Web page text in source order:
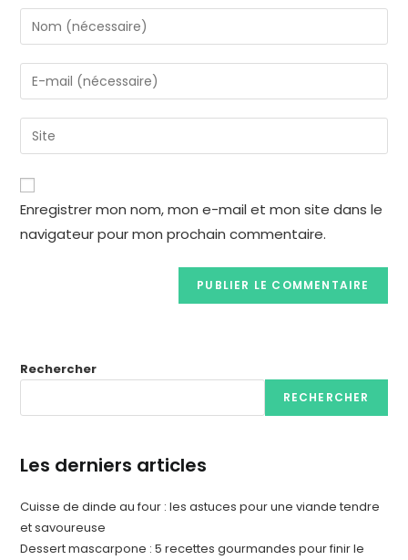
Enregistrer mon nom, mon e-mail et mon site dans le
navigateur pour mon prochain commentaire.
Rechercher
RECHERCHER
Les derniers articles
Cuisse de dinde au four : les astuces pour une viande tendre
et savoureuse
Dessert mascarpone : 5 recettes gourmandes pour finir le